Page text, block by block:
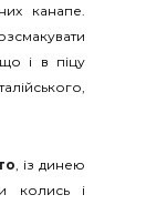
канапе.
що і в піцу
, із динею
колись і